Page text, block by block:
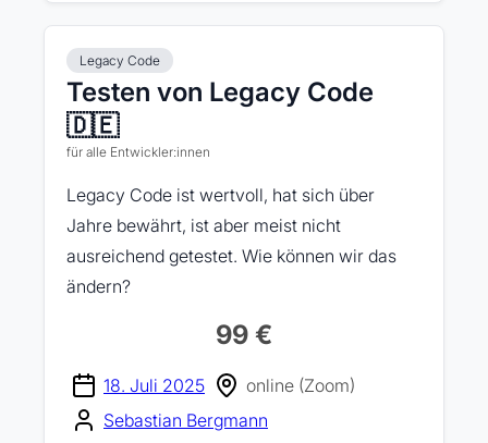
Legacy Code
Testen von Legacy Code
🇩🇪
für alle Entwickler:innen
Legacy Code ist wertvoll, hat sich über
Jahre bewährt, ist aber meist nicht
ausreichend getestet. Wie können wir das
ändern?
99 €
18. Juli 2025
online (Zoom)
Sebastian Bergmann